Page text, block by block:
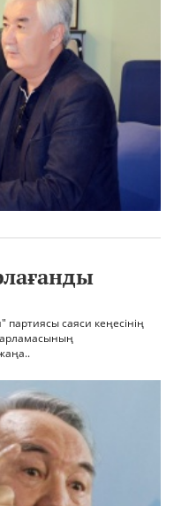
саяси кеңесінің